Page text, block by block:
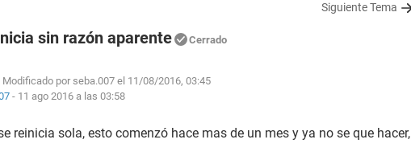
Siguiente Tema
sin razón aparente Cerrado
Modificado por seba.007 el 11/08/2016, 03:45
- 11 ago 2016 a las 03:58
reinicia sola, esto comenzó hace mas de un mes y ya no se que hacer,